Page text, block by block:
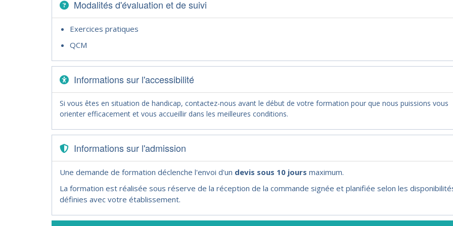
Modalités d'évaluation et de suivi
Exercices pratiques
QCM
Informations sur l'accessibilité
Si vous êtes en situation de handicap, contactez-nous avant le début de votre formation pour que nous puissions vous
orienter efficacement et vous accueillir dans les meilleures conditions.
Informations sur l'admission
Une demande de formation déclenche l'envoi d'un devis sous 10 jours maximum.
La formation est réalisée sous réserve de la réception de la commande signée et planifiée selon les
définies avec votre établissement.